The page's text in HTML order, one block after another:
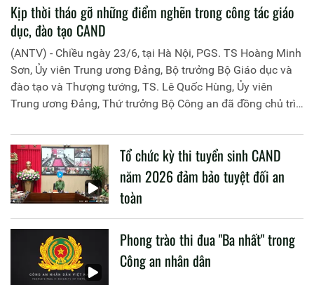
Kịp thời tháo gỡ những điểm nghẽn trong công tác giáo
dục, đào tạo CAND
(ANTV) - Chiều ngày 23/6, tại Hà Nội, PGS. TS Hoàng Minh
Sơn, Ủy viên Trung ương Đảng, Bộ trưởng Bộ Giáo dục và
đào tạo và Thượng tướng, TS. Lê Quốc Hùng, Ủy viên
Trung ương Đảng, Thứ trưởng Bộ Công an đã đồng chủ trì
liên quan đến công tác giáo dục và đào tạo của lực lượng
CAND.
Tổ chức kỳ thi tuyển sinh CAND
năm 2026 đảm bảo tuyệt đối an
toàn
Phong trào thi đua "Ba nhất" trong
Công an nhân dân